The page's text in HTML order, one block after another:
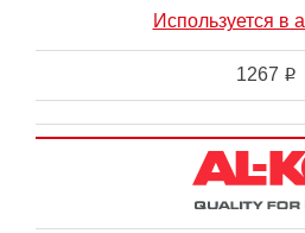
Используется в
1267 i